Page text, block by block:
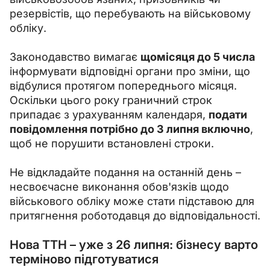
резервістів, що перебувають на військовому
обліку.
Законодавство вимагає щомісяця до 5 числа
інформувати відповідні органи про зміни, що
відбулися протягом попереднього місяця.
Оскільки цього року граничний строк
припадає з урахуванням календаря, подати
повідомлення потрібно до 3 липня включно,
щоб не порушити встановлені строки.
Не відкладайте подання на останній день –
несвоєчасне виконання обов'язків щодо
військового обліку може стати підставою для
притягнення роботодавця до відповідальності.
Нова ТТН – уже з 26 липня: бізнесу варто
терміново підготуватися